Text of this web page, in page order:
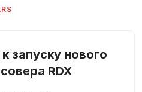
запуску нового
RDX